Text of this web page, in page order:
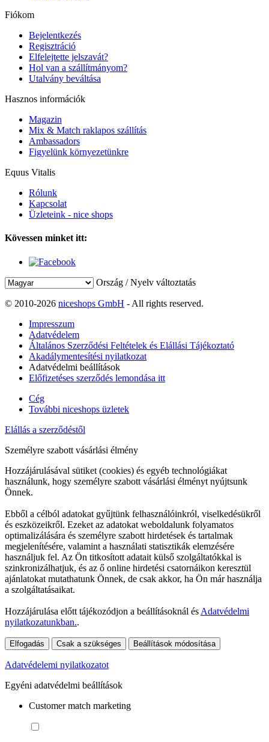
Fiókom
Bejelentkezés
Regisztráció
Elfelejtette jelszavát?
Hol van a szállítmányom?
Utalvány beváltása
Hasznos információk
Magazin
Mix & Match raklapos szállítás
Ambassadors
Figyelünk környezetünkre
Equus Vitalis
Rólunk
Kapcsolat
Üzleteink - nice shops
Kövessen minket itt:
Ország / Nyelv változtatás
© 2010-2026 niceshops GmbH - All rights reserved.
Impresszum
Adatvédelem
Általános Szerződési Feltételek és Elállási Tájékoztató
Akadálymentesítési nyilatkozat
Adatvédelmi beállítások
Előfizetéses szerződés lemondása itt
Cég
További niceshops üzletek
Elállás a szerződéstől
Személyre szabott vásárlási élmény
Hozzájárulásával sütiket (cookies) és egyéb technológiákat
használunk, hogy személyre szabott vásárlási élményt nyújtsunk
Önnek.
Ebből a célból adatokat gyűjtünk felhasználóinkról, viselkedésükről
és eszközeikről. Ezeket az adatokat weboldalunk folyamatos
optimalizálására és személyre szabott hirdetések és tartalmak
megjelenítésére, valamint a használati statisztikák elemzésére
használjuk fel. Az Ön titkosított adatait külső szolgáltatókkal is
szinkronizálhatjuk, és az ő online hirdetési csatornáikon keresztül
ajánlatokat mutathatunk Önnek, de csak akkor, ha Ön már használja
a szolgáltatásaikat.
Hozzájárulása előtt tájékozódjon a beállításoknál és Adatvédelmi
nyilatkozatunkban..
Elfogadás Csak a szükséges Beállítások módosítása
Adatvédelemi nyilatkozatot
Egyéni adatvédelmi beállítások
Customer match marketing